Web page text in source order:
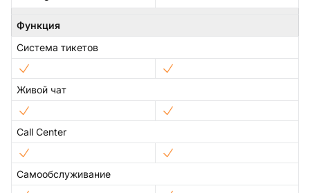
Функция
Система тикетов
Живой чат
Call Center
Самообслуживание